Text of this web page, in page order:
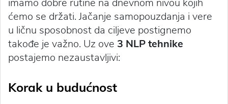
ćemo se držati. Jačanje samopouzdanja i vere
u ličnu sposobnost da ciljeve postignemo
takođe je važno. Uz ove 3 NLP tehnike
postajemo nezaustavljivi:
Korak u budućnost